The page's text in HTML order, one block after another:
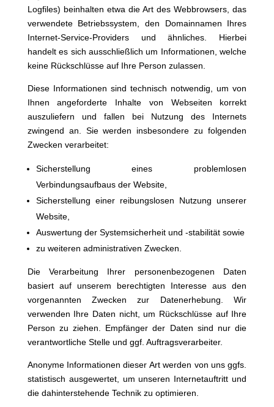
Logfiles) beinhalten etwa die Art des Webbrowsers, das
verwendete Betriebssystem, den Domainnamen Ihres
Internet-Service-Providers und ähnliches. Hierbei
handelt es sich ausschließlich um Informationen, welche
keine Rückschlüsse auf Ihre Person zulassen.
Diese Informationen sind technisch notwendig, um von
Ihnen angeforderte Inhalte von Webseiten korrekt
auszuliefern und fallen bei Nutzung des Internets
zwingend an. Sie werden insbesondere zu folgenden
Zwecken verarbeitet:
Sicherstellung eines problemlosen
Verbindungsaufbaus der Website,
Sicherstellung einer reibungslosen Nutzung unserer
Website,
Auswertung der Systemsicherheit und -stabilität sowie
zu weiteren administrativen Zwecken.
Die Verarbeitung Ihrer personenbezogenen Daten
basiert auf unserem berechtigten Interesse aus den
vorgenannten Zwecken zur Datenerhebung. Wir
verwenden Ihre Daten nicht, um Rückschlüsse auf Ihre
Person zu ziehen. Empfänger der Daten sind nur die
verantwortliche Stelle und ggf. Auftragsverarbeiter.
Anonyme Informationen dieser Art werden von uns ggfs.
statistisch ausgewertet, um unseren Internetauftritt und
die dahinterstehende Technik zu optimieren.